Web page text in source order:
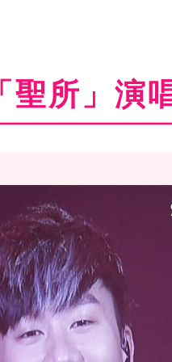
聖所」演